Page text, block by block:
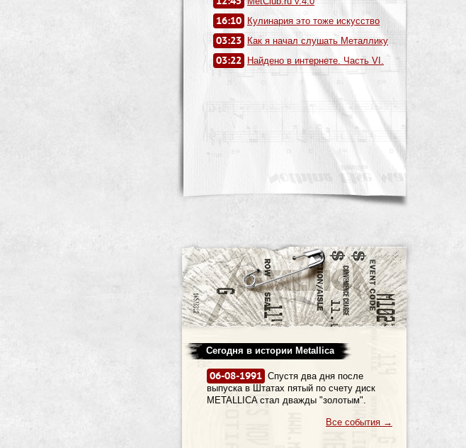
16:10 Кулинария это тоже искусство
03:23 Как я начал слушать Металлику
03:22 Найдено в интернете. Часть VI.
Сегодня в истории Metallica
06-08-1991 Спустя два дня после
выпуска в Штатах пятый по счету диск
METALLICA стал дважды "золотым".
Все события →